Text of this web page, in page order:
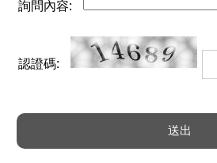
詢問內容:
認證碼: